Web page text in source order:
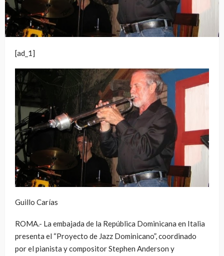
[ad_1]
Guillo Carías
ROMA.- La embajada de la República Dominicana en Italia
presenta el “Proyecto de Jazz Dominicano”, coordinado
por el pianista y compositor Stephen Anderson y